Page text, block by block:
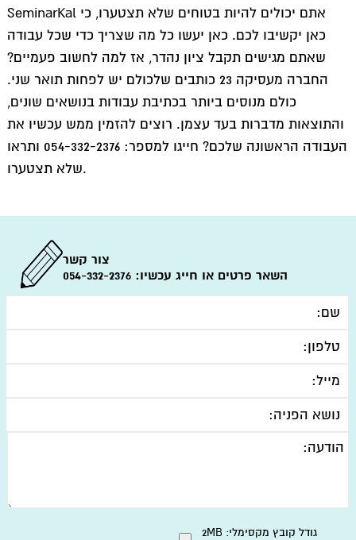
SeminarKal אתם יכולים להיות בטוחים שלא תצטערו, כי
כאן יקשיבו לכם. כאן יעשו כל מה שצריך כדי שכל עבודה
שאתם מגישים תקבל ציון נהדר, אז למה לחשוב פעמיים?
החברה מעסיקה 23 כותבים שלכולם יש לפחות תואר שני.
כולם מנוסים ביותר בכתיבת עבודות בנושאים שונים,
והתוצאות מדברות בעד עצמן. רוצים להזמין ממש עכשיו את
העבודה הראשונה שלכם? חייגו למספר: 054-332-2376 ותראו
שלא תצטערו.
צור קשר
השאר פרטים או חייג עכשיו:054-332-2376
גודל קובץ מקסימלי: 2MB